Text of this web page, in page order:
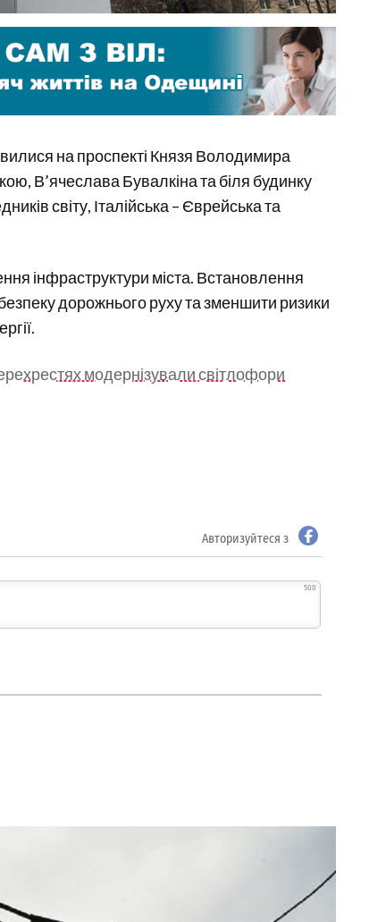
на проспекті Князя Володимира
В’ячеслава Бувалкіна та біля будинку
світу, Італійська – Єврейська та
інфраструктури міста. Встановлення
дорожнього руху та зменшити ризики
модернізували світлофори
Авторизуйтеся з
500